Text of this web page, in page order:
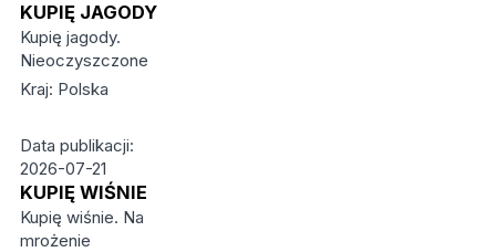
KUPIĘ JAGODY
Kupię jagody.
Nieoczyszczone
Kraj: Polska
Data publikacji:
2026-07-21
KUPIĘ WIŚNIE
Kupię wiśnie. Na
mrożenie